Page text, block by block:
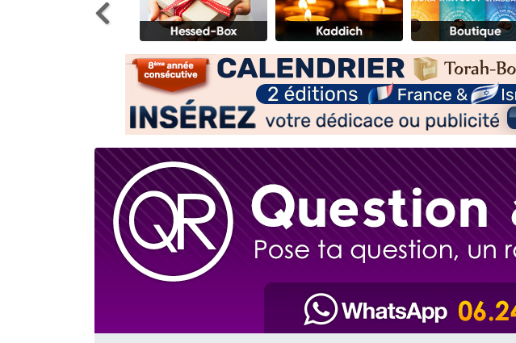
Il reste 49 places pour étudier en groupe
12 nouvelles musiques dans Torah-Box
3 personnes viennent de nous rejoindre sur
2 personnes viennent de nous rejoindre sur
2 nouvelles musiques dans Torah-Box
3 personnes viennent de nous rejoindre sur
8 personnes viennent de faire un don
Nouvelle émission radio : Visions de grandeur
61 personnes viennent de demander une
Ariel vient de donner son Maasser
Nathaniel vient de donner son Maasser
4 personnes viennent de nous rejoindre sur